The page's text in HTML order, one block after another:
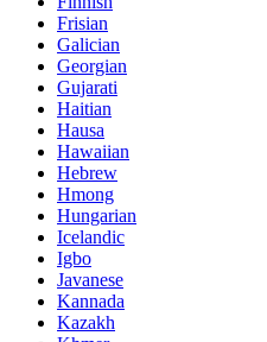
Frisian
Galician
Georgian
Gujarati
Haitian
Hausa
Hawaiian
Hebrew
Hmong
Hungarian
Icelandic
Igbo
Javanese
Kannada
Kazakh